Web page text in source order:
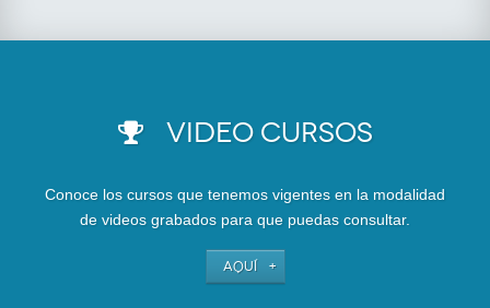
VIDEO CURSOS
Conoce los cursos que tenemos vigentes en la modalidad
de videos grabados para que puedas consultar.
AQUÍ